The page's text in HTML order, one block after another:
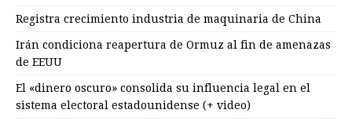
Registra crecimiento industria de maquinaria de China
Irán condiciona reapertura de Ormuz al fin de amenazas
de EEUU
El «dinero oscuro» consolida su influencia legal en el
sistema electoral estadounidense (+ video)